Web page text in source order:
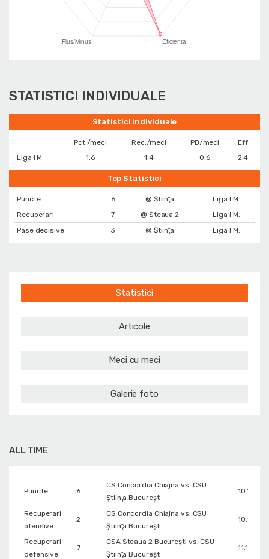
STATISTICI INDIVIDUALE
Statistici individuale
Pct./meci Rec./meci PD/meci
Eff
Liga I M.
1.6 1.4 0.6 2.4
Top Statistici
Puncte 6 @ Ştiinţa
Liga I M.
Recuperari
7 @ Steaua 2
Liga I M.
Pase decisive
3 @ Ştiinţa Liga I M.
Statistici
Articole
Meci cu meci
Galerie foto
ALL TIME
Puncte 6
CS Concordia Chiajna vs. CSU
Ştiinţa Bucureşti
Recuperari
ofensive
2
CS Concordia Chiajna vs. CSU
Ştiinţa Bucureşti
Recuperari
defensive
7
CSA Steaua 2 București vs. CSU
Ştiinţa Bucureşti